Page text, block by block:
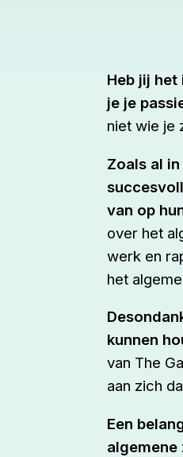
Heb jij
je je
niet wie je
Zoals al
van op
over het
werk en
het
kunnen
van The
aan zich
Een